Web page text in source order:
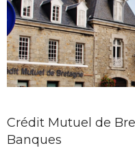
Crédit Mutuel de
Banques